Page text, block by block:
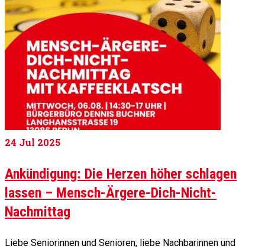
24 Jul 2025
Ankündigung: Die Herzen höher schlagen
lassen – Mensch-Ärgere-Dich-Nicht-
Nachmittag
Liebe Seniorinnen und Senioren, liebe Nachbarinnen und